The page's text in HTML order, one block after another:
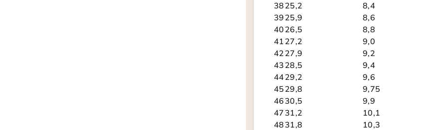
38 25,2
8,4
39 25,9
8,6
40 26,5
8,8
41 27,2
9,0
42 27,9
9,2
43 28,5
9,4
4429,2
9,6
45 29,8
9,75
46 30,5
9,9
47 31,2
10,1
48 31,8 10,3